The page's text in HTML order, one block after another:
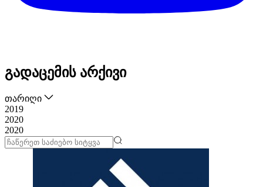
გადაცემის არქივი
თარიღი
2019
2020
2020